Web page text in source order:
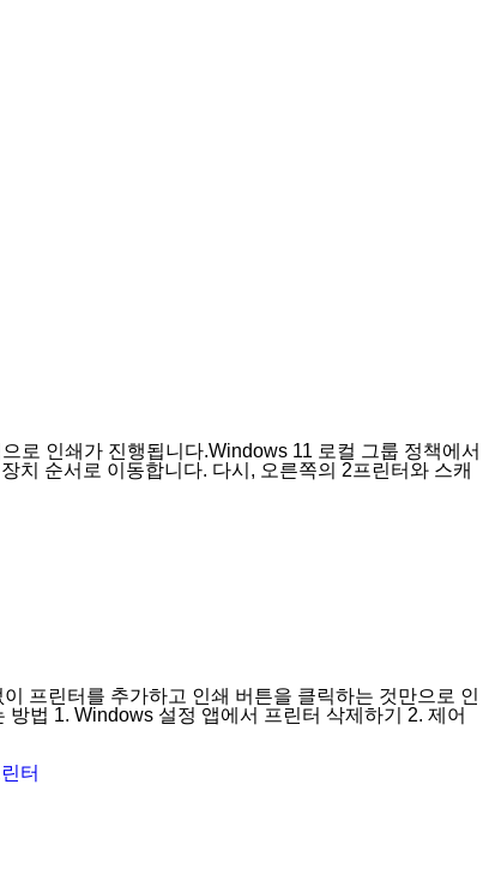
로 인쇄가 진행됩니다.Windows 11 로컬 그룹 정책에서
순서로 이동합니다. 다시, 오른쪽의 2프린터와 스캐
프린터를 추가하고 인쇄 버튼을 클릭하는 것만으로 인
법 1. Windows 설정 앱에서 프린터 삭제하기 2. 제어
터